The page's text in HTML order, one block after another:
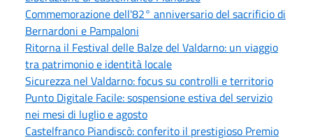
Commemorazione dell'82° anniversario del sacrificio di
Bernardoni e Pampaloni
Ritorna il Festival delle Balze del Valdarno: un viaggio
tra patrimonio e identità locale
Sicurezza nel Valdarno: focus su controlli e territorio
Punto Digitale Facile: sospensione estiva del servizio
nei mesi di luglio e agosto
Castelfranco Piandiscò: conferito il prestigioso Premio